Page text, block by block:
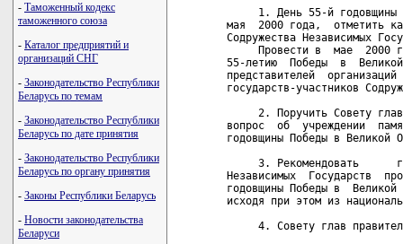
- Таможенный кодекс
таможенного союза
- Каталог предприятий и
организаций СНГ
- Законодательство Республики
Беларусь по темам
- Законодательство Республики
Беларусь по дате принятия
- Законодательство Республики
Беларусь по органу принятия
- Законы Республики Беларусь
- Новости законодательства
Беларуси
1. День 55-й годовщины
мая  2000 года,  отметить
Содружества Независимых
Провести в  мае  2000
55-летию  Победы  в
представителей
государств-участников
2. Поручить Совету
вопрос  об  учреждении
годовщины Победы в Великой
3. Рекомендовать
Независимых  Государств
годовщины Победы в
исходя при этом из
4. Совету глав